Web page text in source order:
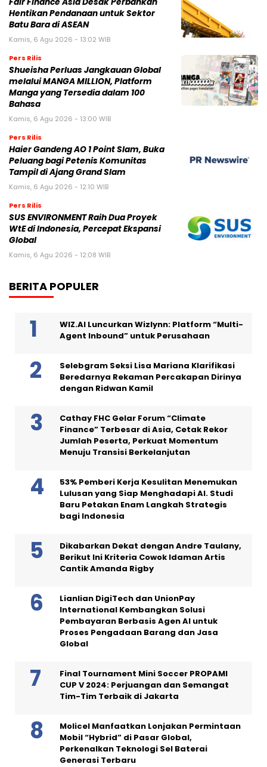
Hentikan Pendanaan untuk Sektor
Batu Bara di ASEAN
Kamis, 6 Agu 2026 - 13:02 WIB
Pers Rilis
Shueisha Perluas Jangkauan Global
melalui MANGA MILLION, Platform
Manga yang Tersedia dalam 100
Bahasa
Kamis, 6 Agu 2026 - 13:00 WIB
Pers Rilis
Haier Gandeng AO 1 Point Slam, Buka
Peluang bagi Petenis Komunitas
Tampil di Ajang Grand Slam
Kamis, 6 Agu 2026 - 12:10 WIB
Pers Rilis
SUS ENVIRONMENT Raih Dua Proyek
WtE di Indonesia, Percepat Ekspansi
Global
Kamis, 6 Agu 2026 - 12:08 WIB
BERITA POPULER
WIZ.AI Luncurkan Wizlynn: Platform “Multi-
Agent Inbound” untuk Perusahaan
Selebgram Seksi Lisa Mariana Klarifikasi
Beredarnya Rekaman Percakapan Dirinya
dengan Ridwan Kamil
Cathay FHC Gelar Forum “Climate
Finance” Terbesar di Asia, Cetak Rekor
Jumlah Peserta, Perkuat Momentum
Menuju Transisi Berkelanjutan
53% Pemberi Kerja Kesulitan Menemukan
Lulusan yang Siap Menghadapi AI. Studi
Baru Petakan Enam Langkah Strategis
bagi Indonesia
Dikabarkan Dekat dengan Andre Taulany,
Berikut Ini Kriteria Cowok Idaman Artis
Cantik Amanda Rigby
Lianlian DigiTech dan UnionPay
International Kembangkan Solusi
Pembayaran Berbasis Agen AI untuk
Proses Pengadaan Barang dan Jasa
Global
Final Tournament Mini Soccer PROPAMI
CUP V 2024: Perjuangan dan Semangat
Tim-Tim Terbaik di Jakarta
Molicel Manfaatkan Lonjakan Permintaan
Mobil “Hybrid” di Pasar Global,
Perkenalkan Teknologi Sel Baterai
Generasi Terbaru